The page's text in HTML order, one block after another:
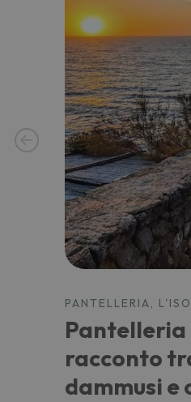
PANTELLERIA,
Pantelleria
racconto
dammusi